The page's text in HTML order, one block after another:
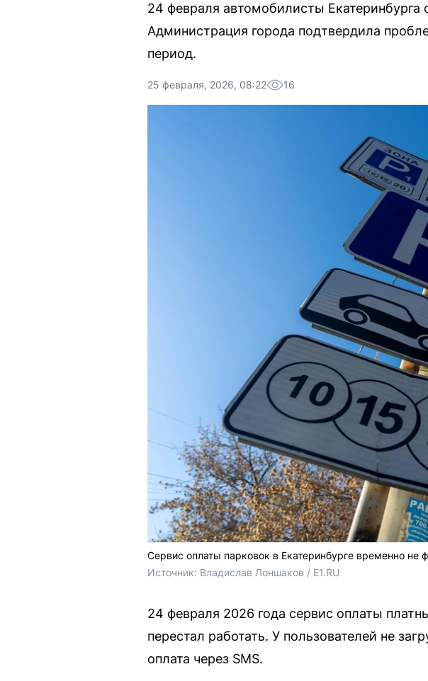
24 февраля автомобилисты Екатеринбурга
Администрация города подтвердила
период.
25 февраля, 2026, 08:22 16
Сервис оплаты парковок в Екатеринбурге временно не
Источник: Владислав Лоншаков / E1.RU
24 февраля 2026 года сервис оплаты
перестал работать. У пользователей не
оплата через SMS.